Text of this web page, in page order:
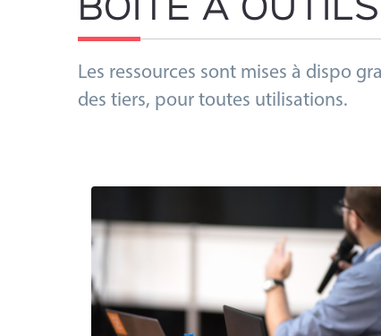
BOÎTE À OUTILS
Les ressources sont mises à dispo
des tiers, pour toutes utilisations.